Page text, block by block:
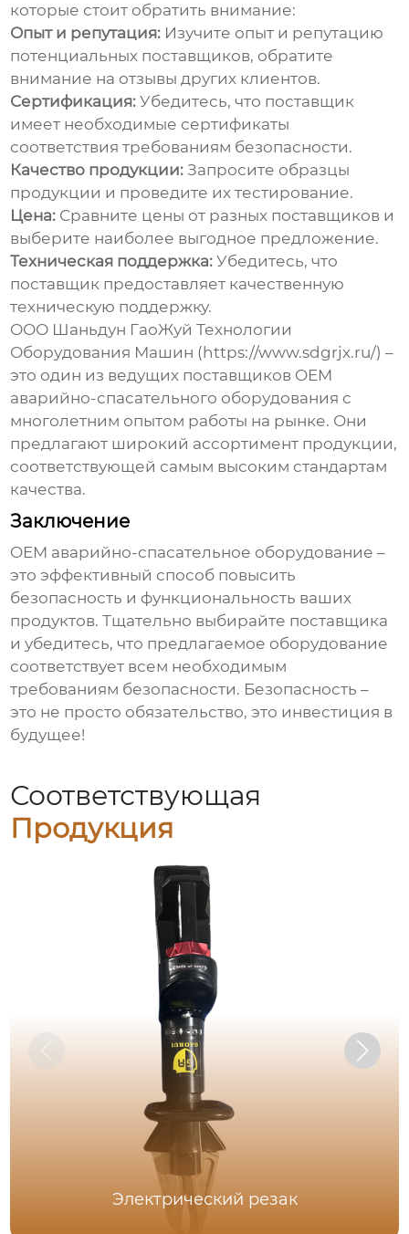
которые стоит обратить внимание:
Опыт и репутация: Изучите опыт и репутацию
потенциальных поставщиков, обратите
внимание на отзывы других клиентов.
Сертификация: Убедитесь, что поставщик
имеет необходимые сертификаты
соответствия требованиям безопасности.
Качество продукции: Запросите образцы
продукции и проведите их тестирование.
Цена: Сравните цены от разных поставщиков и
выберите наиболее выгодное предложение.
Техническая поддержка: Убедитесь, что
поставщик предоставляет качественную
техническую поддержку.
ООО Шаньдун ГаоЖуй Технологии
Оборудования Машин (https://www.sdgrjx.ru/) –
это один из ведущих поставщиков OEM
аварийно-спасательного оборудования с
многолетним опытом работы на рынке. Они
предлагают широкий ассортимент продукции,
соответствующей самым высоким стандартам
качества.
Заключение
OEM аварийно-спасательное оборудование –
это эффективный способ повысить
безопасность и функциональность ваших
продуктов. Тщательно выбирайте поставщика
и убедитесь, что предлагаемое оборудование
соответствует всем необходимым
требованиям безопасности. Безопасность –
это не просто обязательство, это инвестиция в
будущее!
Соответствующая
Продукция
Электрический резак